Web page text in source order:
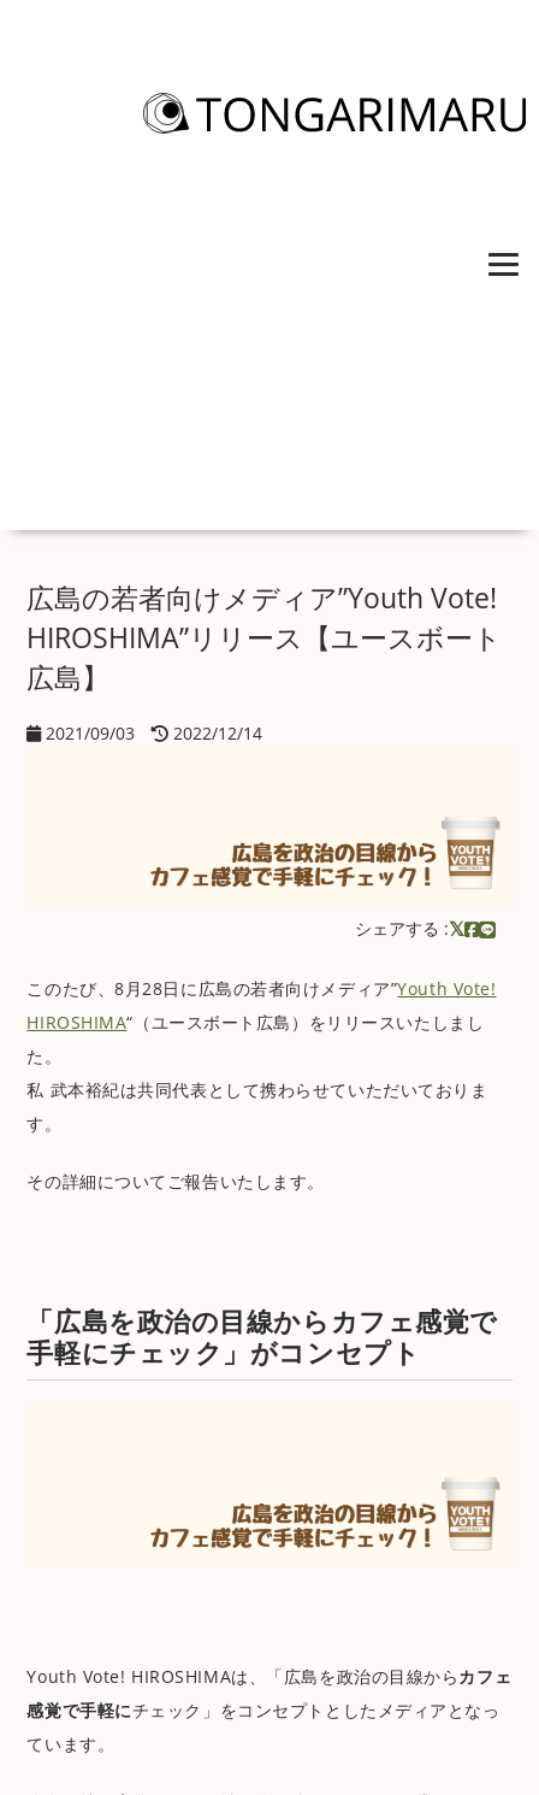
広島の若者向けメディア”Youth Vote!
HIROSHIMA”リリース【ユースボート
広島】
2021/09/03 2022/12/14
シェアする :
このたび、8月28日に広島の若者向けメディア”Youth Vote!
HIROSHIMA“（ユースボート広島）をリリースいたしまし
た。
私 武本裕紀は共同代表として携わらせていただいておりま
す。
その詳細についてご報告いたします。
「広島を政治の目線からカフェ感覚で
手軽にチェック」がコンセプト
Youth Vote! HIROSHIMAは、「広島を政治の目線からカフェ
感覚で手軽にチェック」をコンセプトとしたメディアとなっ
ています。